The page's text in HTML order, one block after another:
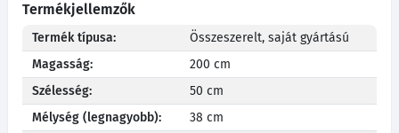
Termékjellemzők
Termék típusa:
Összeszerelt, saját gyártású
Magasság:
200 cm
Szélesség:
50 cm
Mélység (legnagyobb):
38 cm